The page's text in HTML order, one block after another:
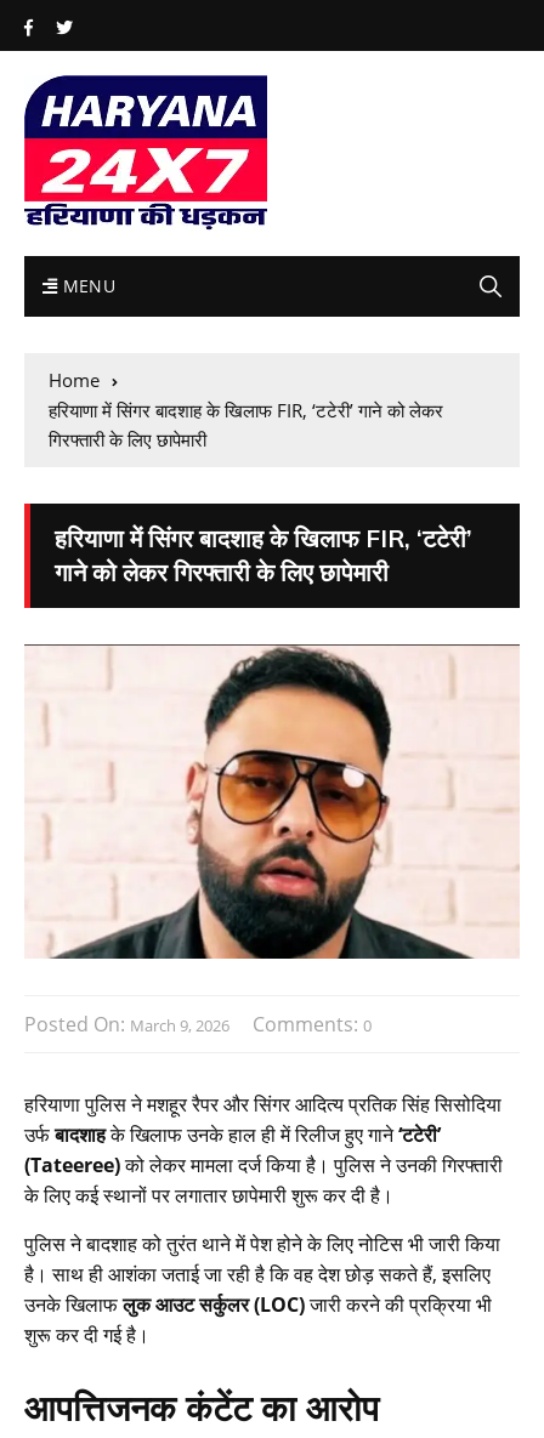
MENU
Home
हरियाणा में सिंगर बादशाह के खिलाफ FIR, ‘टटेरी’ गाने को लेकर
गिरफ्तारी के लिए छापेमारी
हरियाणा में सिंगर बादशाह के खिलाफ FIR, ‘टटेरी’
गाने को लेकर गिरफ्तारी के लिए छापेमारी
Posted On: March 9, 2026 Comments: 0
हरियाणा पुलिस ने मशहूर रैपर और सिंगर आदित्य प्रतिक सिंह सिसोदिया
उर्फबादशाहके खिलाफ उनके हाल ही में रिलीज हुए गाने‘टटेरी’
(Tateeree)को लेकर मामला दर्ज किया है। पुलिस ने उनकी गिरफ्तारी
के लिए कई स्थानों पर लगातार छापेमारी शुरू कर दी है।
पुलिस ने बादशाह को तुरंत थाने में पेश होने के लिए नोटिस भी जारी किया
है। साथ ही आशंका जताई जा रही है कि वह देश छोड़ सकते हैं, इसलिए
उनके खिलाफलुक आउट सर्कुलर (LOC)जारी करने की प्रक्रिया भी
शुरू कर दी गई है।
आपत्तिजनक कंटेंट का आरोप